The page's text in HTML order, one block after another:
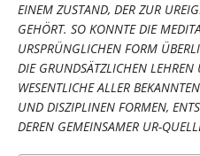
EINEM ZUSTAND, DER ZUR
GEHÖRT. SO KONNTE DIE
URSPRÜNGLICHEN FORM
DIE GRUNDSÄTZLICHEN
WESENTLICHE ALLER
UND DISZIPLINEN FORMEN,
DEREN GEMEINSAMER UR-